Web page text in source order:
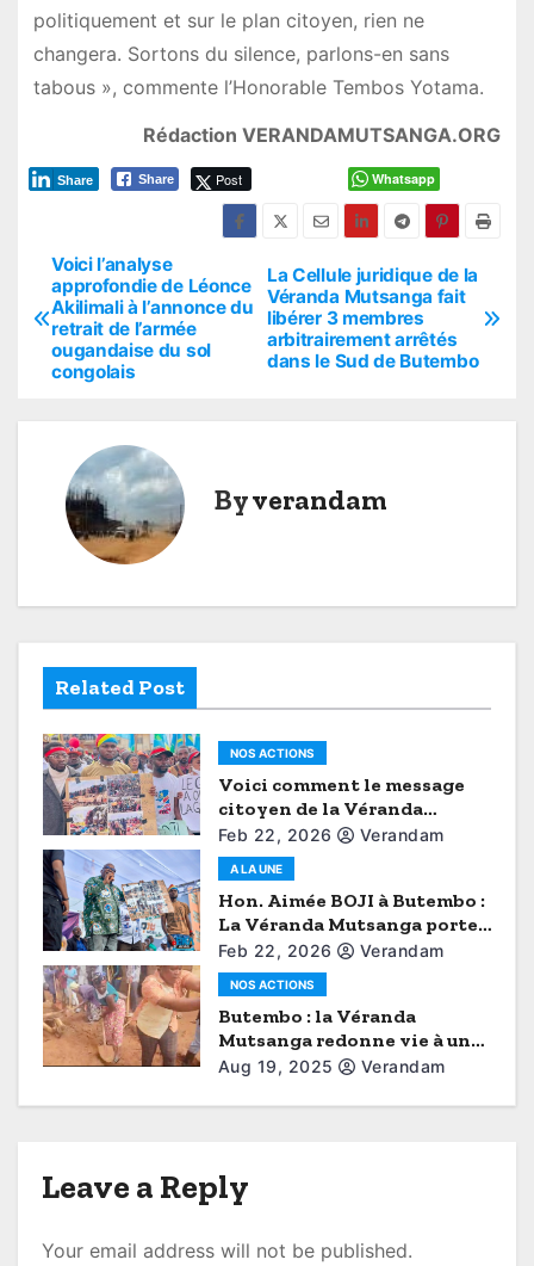
politiquement et sur le plan citoyen, rien ne
changera. Sortons du silence, parlons-en sans
tabous », commente l’Honorable Tembos Yotama.
Rédaction VERANDAMUTSANGA.ORG
Share Post
Share Whatsapp
P
o
i
g
a
t
i
o
n
La Cellule juridique de la
Véranda Mutsanga fait
libérer 3 membres
arbitrairement arrêtés
dans le Sud de Butembo
Voici l’analyse
approfondie de Léonce
Akilimali à l’annonce du
retrait de l’armée
ougandaise du sol
congolais
Byverandam
Related Post
NOS ACTIONS
Voici comment le message
citoyen de la Véranda
Mutsanga a brisé le
protocole (Aimé Boji à
Butembo)
Feb 22, 2026 Verandam
A LA UNE
Hon. Aimée BOJI à Butembo :
La Véranda Mutsanga porte
la voix du Grand Nord-Kivu
Feb 22, 2026 Verandam
NOS ACTIONS
Butembo : la Véranda
Mutsanga redonne vie à une
route abandonnée
Aug 19, 2025 Verandam
Leave a Reply
Your email address will not be published.